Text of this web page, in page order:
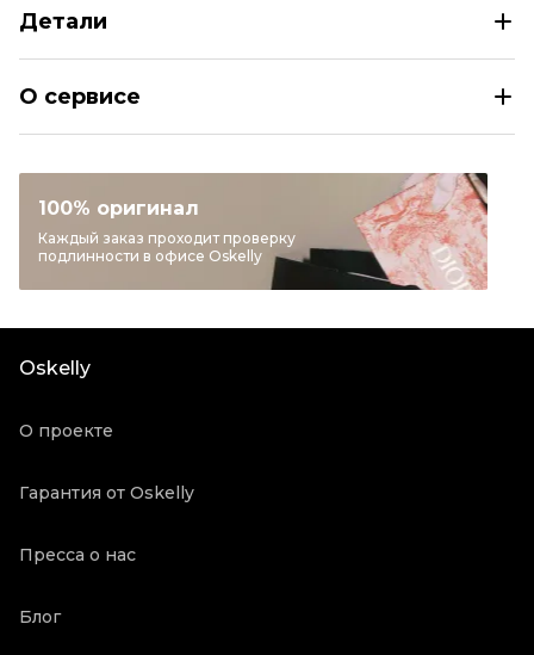
Детали
Категория
Коктейльные платья
Бренд
SEE BY CHLOE
Материал одежды
Шелк
Продавец
О сервисе
100% оригинал
Каждый заказ проходит проверку
подлинности в офисе Oskelly
Oskelly
О проекте
Гарантия от Oskelly
Пресса о нас
Блог